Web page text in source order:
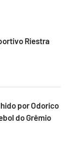
Riestra
por Odorico
do Grêmio